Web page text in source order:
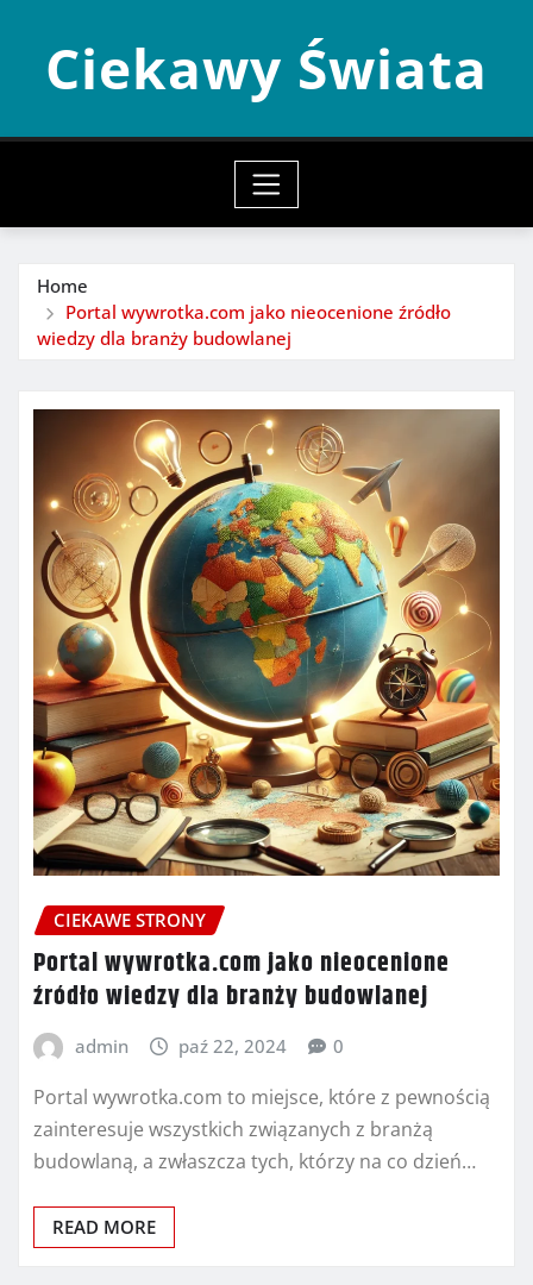
contentCiekawy Świata
Home
Portal wywrotka.com jako nieocenione źródło
wiedzy dla branży budowlanej
CIEKAWE STRONY
Portal wywrotka.com jako nieocenione
źródło wiedzy dla branży budowlanej
admin paź 22, 2024 0
Portal wywrotka.com to miejsce, które z pewnością
zainteresuje wszystkich związanych z branżą
budowlaną, a zwłaszcza tych, którzy na co dzień…
READ MORE